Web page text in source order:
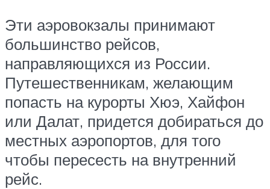
Эти аэровокзалы принимают
большинство рейсов,
направляющихся из России.
Путешественникам, желающим
попасть на курорты Хюэ, Хайфон
или Далат, придется добираться до
местных аэропортов, для того
чтобы пересесть на внутренний
рейс.